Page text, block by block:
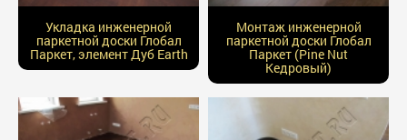
Укладка инженерной
паркетной доски Глобал
Паркет, элемент Дуб Earth
Монтаж инженерной
паркетной доски Глобал
Паркет (Pine Nut
Кедровый)